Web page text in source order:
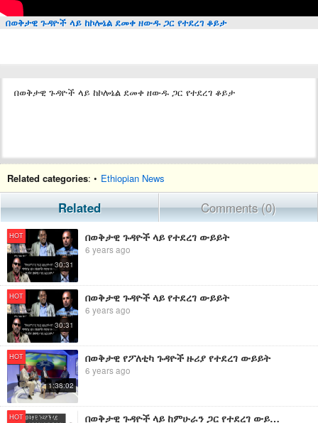
በወቅታዊ ጉዳዮች ላይ ከኮሎኔል ደመቀ ዘውዱ ጋር የተደረገ ቆይታ
በወቅታዊ ጉዳዮች ላይ ከኮሎኔል ደመቀ ዘውዱ ጋር የተደረገ ቆይታ
Related categories: • Ethiopian News
Related Comments (0)
HOT
30:31
በወቅታዊ ጉዳዮች ላይ የተደረገ ውይይት
6 years ago
HOT
30:31
በወቅታዊ ጉዳዮች ላይ የተደረገ ውይይት
6 years ago
HOT
1:38:02
በወቅታዊ የፖለቲካ ጉዳዮች ዙሪያ የተደረገ ውይይት
6 years ago
HOT በወቅታዊ ጉዳዮች ላይ ከምሁራን ጋር የተደረገ ውይይት